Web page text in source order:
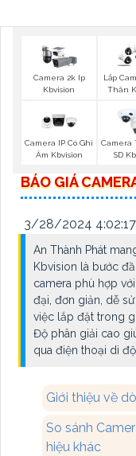
Camera 2k Ip
Kbvision
Lắp
Thân
Camera IP Có Ghi
Âm Kbvision
Camera
SD
BÁO GIÁ
3/28/2024 4:02:17
An Thành Phát
Kbvision là bước
camera phù hợp
đại, đơn giản, dễ
việc lắp đặt trong
Độ phân giải cao
qua điện thoại di
Giới thiệu về
So sánh
hiệu khác